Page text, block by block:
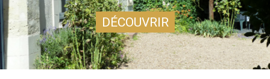
DÉCOUVRIR